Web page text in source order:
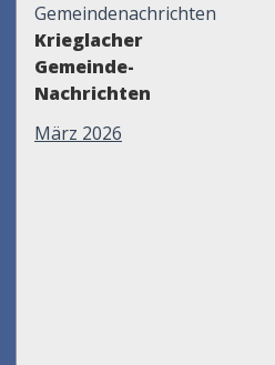
Gemeindenachrichten
Krieglacher
Gemeinde-
Nachrichten
März 2026